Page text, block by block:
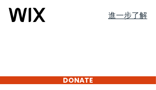
進一步了解